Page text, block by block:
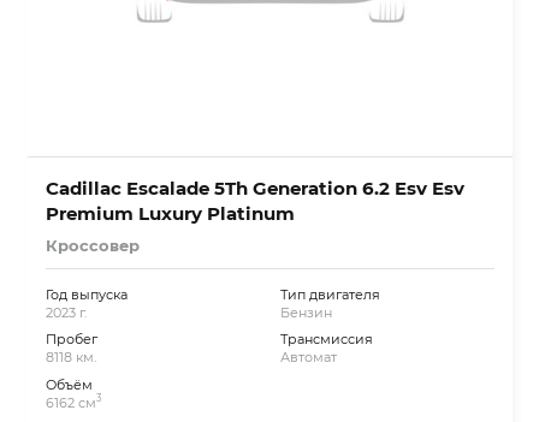
Cadillac Escalade 5Th Generation 6.2 Esv Esv
Premium Luxury Platinum
Кроссовер
Год выпуска
2023 г.
Пробег
8118 км.
Объём
6162 см3
Тип двигателя
Бензин
Трансмиссия
Автомат